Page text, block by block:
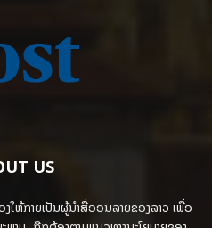
US
ໃຫ້ກາຍເປັນຜູ້ນຳສື່ອອນລາຍຂອງລາວ ເພື່ອ